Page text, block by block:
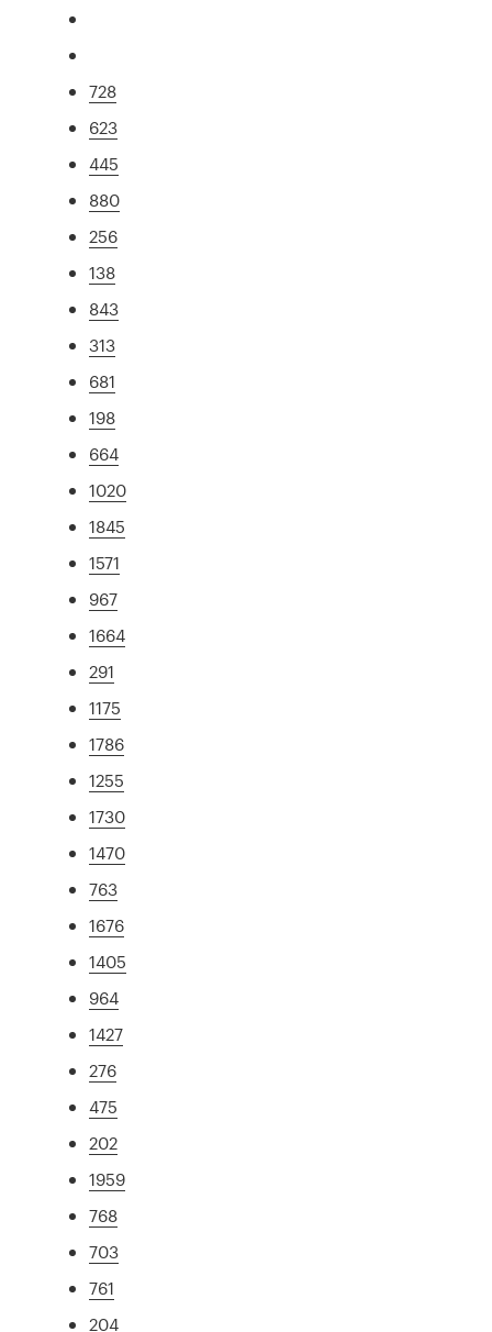
728
623
445
880
256
138
843
313
681
198
664
1020
1845
1571
967
1664
291
1175
1786
1255
1730
1470
763
1676
1405
964
1427
276
475
202
1959
768
703
761
204